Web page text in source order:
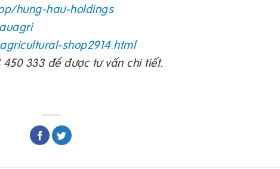
hung-hau-holdings
shop2914.html
333 để được tư vấn chi tiết.